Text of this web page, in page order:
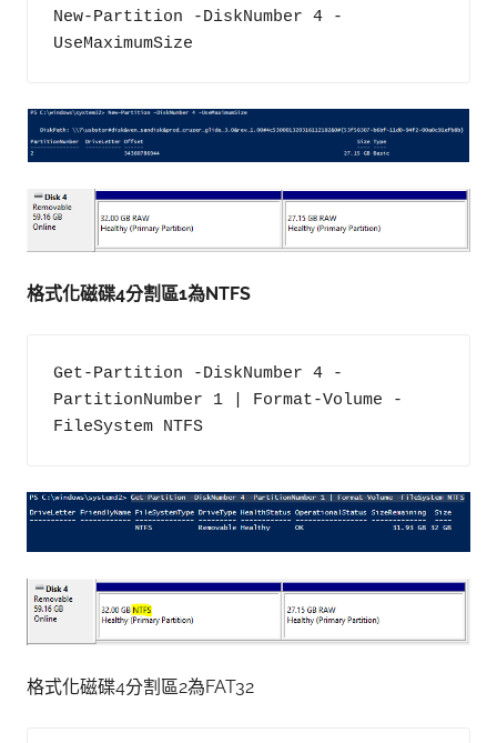
New-Partition -DiskNumber 4 -
UseMaximumSize
格式化磁碟4分割區1為NTFS
Get-Partition -DiskNumber 4 -
PartitionNumber 1 | Format-Volume -
FileSystem NTFS
格式化磁碟4分割區2為FAT32